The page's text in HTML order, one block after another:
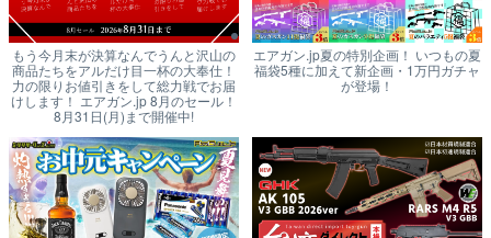
もう今月末が決算なんでうんと沢山の
商品たちをアルだけ目一杯の大奉仕！
力の限りお値引きをして総力戦でお届
けします！ エアガン.jp 8月のセール！
8月31日(月)まで開催中!
エアガン.jp夏の特別企画！ いつもの夏
福袋5種に加えて新企画・1万円ガチャ
が登場！